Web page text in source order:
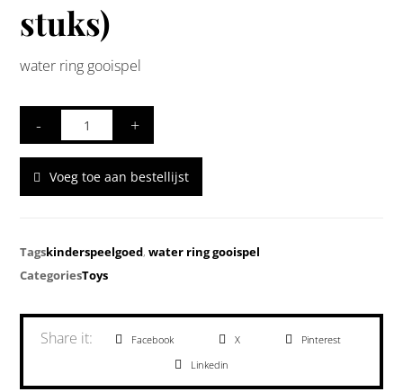
stuks)
water ring gooispel
- +
Voeg toe aan bestellijst
Tagskinderspeelgoed,water ring gooispel
CategoriesToys
Facebook X
Pinterest
Linkedin